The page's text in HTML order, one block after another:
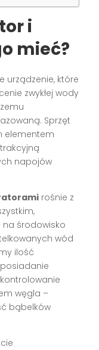
i
mieć?
urządzenie, które
zwykłej wody
Sprzęt
elementem
napojów
rośnie z
na środowisko
wód
ilość
węgla –
bąbelków